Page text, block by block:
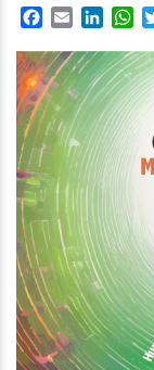
Facebook
Email